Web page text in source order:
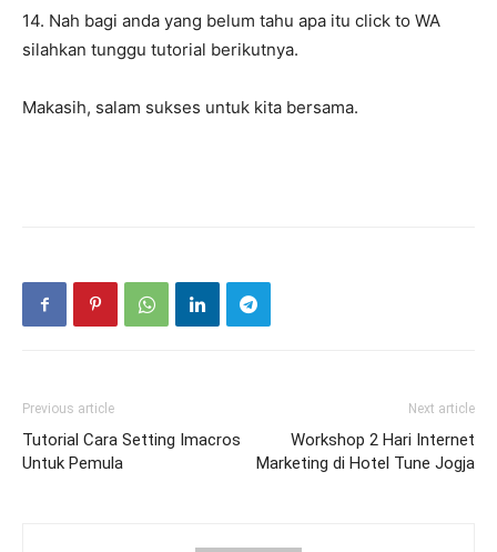
14. Nah bagi anda yang belum tahu apa itu click to WA
silahkan tunggu tutorial berikutnya.
Makasih, salam sukses untuk kita bersama.
Previous article
Tutorial Cara Setting Imacros
Untuk Pemula
Next article
Workshop 2 Hari Internet
Marketing di Hotel Tune Jogja